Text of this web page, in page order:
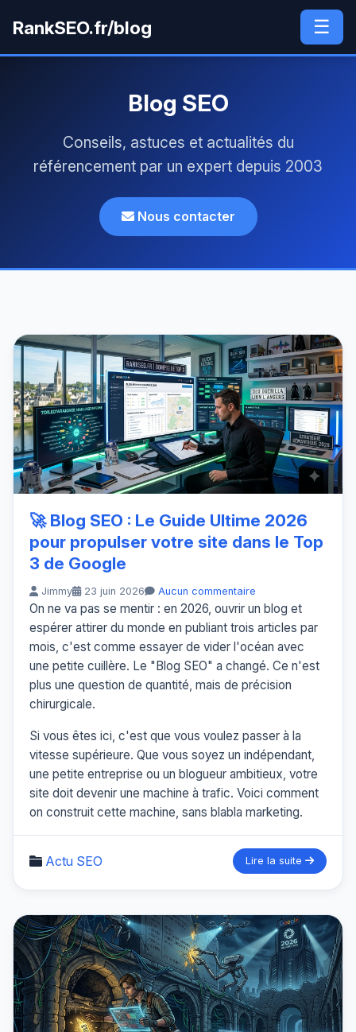
RankSEO.fr/blog ☰
Blog SEO
Conseils, astuces et actualités du
référencement par un expert depuis 2003
Nous contacter
🚀 Blog SEO : Le Guide Ultime 2026
pour propulser votre site dans le Top
3 de Google
Jimmy 23 juin 2026 Aucun commentaire
On ne va pas se mentir : en 2026, ouvrir un blog et
espérer attirer du monde en publiant trois articles par
mois, c'est comme essayer de vider l'océan avec
une petite cuillère. Le "Blog SEO" a changé. Ce n'est
plus une question de quantité, mais de précision
chirurgicale.
Si vous êtes ici, c'est que vous voulez passer à la
vitesse supérieure. Que vous soyez un indépendant,
une petite entreprise ou un blogueur ambitieux, votre
site doit devenir une machine à trafic. Voici comment
on construit cette machine, sans blabla marketing.
Actu SEO Lire la suite